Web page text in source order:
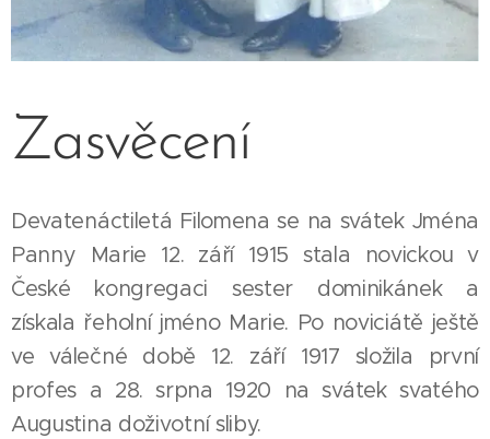
Zasvěcení
Devatenáctiletá Filomena se na svátek Jména
Panny Marie 12. září 1915 stala novickou v
České kongregaci sester dominikánek a
získala řeholní jméno Marie. Po noviciátě ještě
ve válečné době 12. září 1917 složila první
profes a 28. srpna 1920 na svátek svatého
Augustina doživotní sliby.